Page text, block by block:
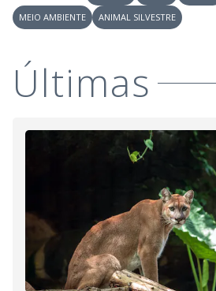
i
d
e
o
M
u
MEIO AMBIENTE
ANIMAL SILVESTRE
Últimas